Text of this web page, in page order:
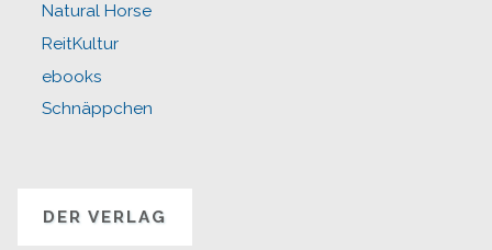
Natural Horse
ReitKultur
ebooks
Schnäppchen
DER VERLAG